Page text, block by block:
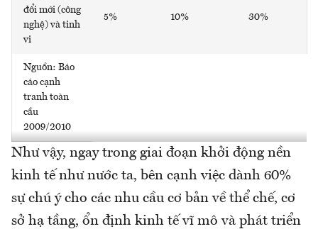
đổi mới (công
nghệ) và tinh
vi
5% 10% 30%
Nguồn: Báo
cáo cạnh
tranh toàn
cầu
2009/2010
Như vậy, ngay trong giai đoạn khởi động nền
kinh tế như nước ta, bên cạnh việc dành 60%
sự chú ý cho các nhu cầu cơ bản về thể chế, cơ
sở hạ tầng, ổn định kinh tế vĩ mô và phát triển